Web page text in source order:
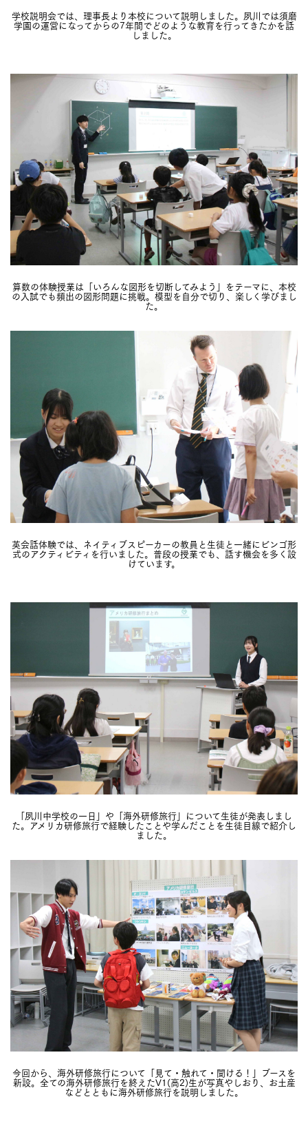
学校説明会では、理事長より本校について説明しました。夙川では須磨
学園の運営になってからの7年間でどのような教育を行ってきたかを話
しました。
算数の体験授業は「いろんな図形を切断してみよう」をテーマに、本校
の入試でも頻出の図形問題に挑戦。模型を自分で切り、楽しく学びまし
た。
英会話体験では、ネイティブスピーカーの教員と生徒と一緒にビンゴ形
式のアクティビティを行いました。普段の授業でも、話す機会を多く設
けています。
「夙川中学校の一日」や「海外研修旅行」について生徒が発表しまし
た。アメリカ研修旅行で経験したことや学んだことを生徒目線で紹介し
ました。
今回から、海外研修旅行について「見て・触れて・聞ける！」ブースを
新設。全ての海外研修旅行を終えたV1(高2)生が写真やしおり、お土産
などとともに海外研修旅行を説明しました。